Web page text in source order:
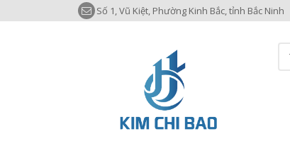
Số 1, Vũ Kiệt, Phường Kinh Bắc, tỉnh Bắc Ninh